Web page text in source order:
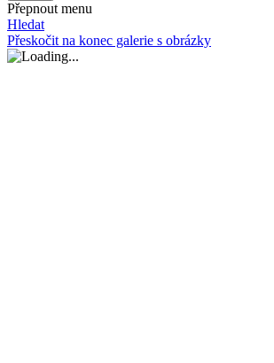
Přepnout menu
Hledat
Přeskočit na konec galerie s obrázky